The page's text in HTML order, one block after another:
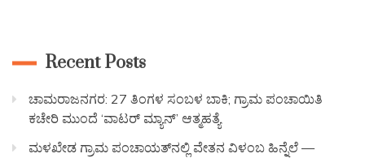
Recent Posts
ಚಾಮರಾಜನಗರ: 27 ತಿಂಗಳ ಸಂಬಳ ಬಾಕಿ; ಗ್ರಾಮ ಪಂಚಾಯಿತಿ
ಕಚೇರಿ ಮುಂದೆ ‘ವಾಟರ್ ಮ್ಯಾನ್’ ಆತ್ಮಹತ್ಯೆ
ಮಳಖೇಡ ಗ್ರಾಮ ಪಂಚಾಯತ್‌ನಲ್ಲಿ ವೇತನ ವಿಳಂಬ ಹಿನ್ನೆಲೆ —